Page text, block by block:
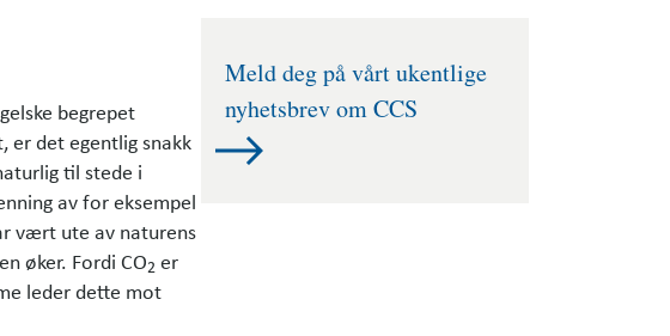
begrepet
er det egentlig snakk
til stede i
av for eksempel
vært ute av naturens
øker. Fordi CO2 er
leder dette mot
Meld deg på vårt ukentlige
nyhetsbrev om CCS